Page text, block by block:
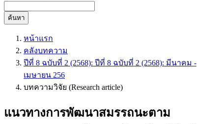
ค้นหา
หน้าแรก
คลังบทความ
ปีที่ 8 ฉบับที่ 2 (2568): ปีที่ 8 ฉบับที่ 2 (2568): มีนาคม -
เมษายน 256
บทความวิจัย (Research article)
แนวทางการพัฒนาสมรรถนะตาม